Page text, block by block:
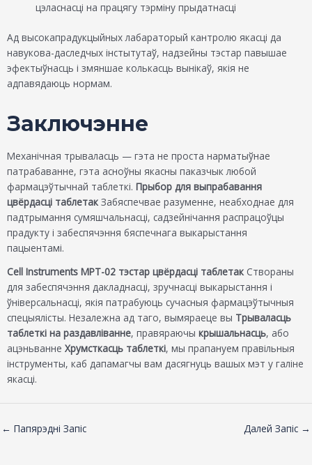
цэласнасці на працягу тэрміну прыдатнасці
Ад высокапрадукцыйных лабараторый кантролю якасці да
навукова-даследчых інстытутаў, надзейны тэстар павышае
эфектыўнасць і змяншае колькасць вынікаў, якія не
адпавядаюць нормам.
Заключэнне
Механічная трываласць — гэта не проста нарматыўнае
патрабаванне, гэта асноўны якасны паказчык любой
фармацэўтычнай таблеткі. Прыбор для выпрабавання
цвёрдасці таблетакЗабяспечвае разуменне, неабходнае для
падтрымання сумяшчальнасці, садзейнічання распрацоўцы
прадукту і забеспячэння бяспечнага выкарыстання
пацыентамі.
Cell Instruments MPT-02 тэстар цвёрдасці таблетакСтвораны
для забеспячэння дакладнасці, зручнасці выкарыстання і
ўніверсальнасці, якія патрабуюць сучасныя фармацэўтычныя
спецыялісты. Незалежна ад таго, вымяраеце вы Трываласць
таблеткі на раздавліванне, правяраючы крышальнасць, або
ацэньванне Хрумсткасць таблеткі, мы прапануем правільныя
інструменты, каб дапамагчы вам дасягнуць вашых мэт у галіне
якасці.
← Папярэдні Запіс Далей Запіс →